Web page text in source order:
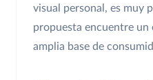
visual personal, es muy
propuesta encuentre
amplia base de